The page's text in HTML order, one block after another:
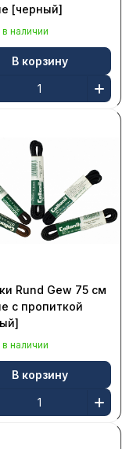
[черный]
в наличии
В корзину
Rund Gew 75 см
с пропиткой
в наличии
В корзину